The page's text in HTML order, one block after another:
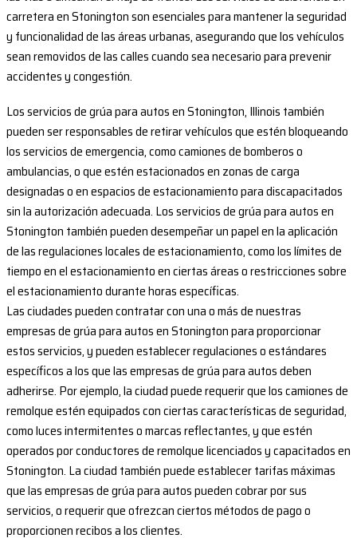
carretera en Stonington son esenciales para mantener la seguridad
y funcionalidad de las áreas urbanas, asegurando que los vehículos
sean removidos de las calles cuando sea necesario para prevenir
accidentes y congestión.
Los servicios de grúa para autos en Stonington, Illinois también
pueden ser responsables de retirar vehículos que estén bloqueando
los servicios de emergencia, como camiones de bomberos o
ambulancias, o que estén estacionados en zonas de carga
designadas o en espacios de estacionamiento para discapacitados
sin la autorización adecuada. Los servicios de grúa para autos en
Stonington también pueden desempeñar un papel en la aplicación
de las regulaciones locales de estacionamiento, como los límites de
tiempo en el estacionamiento en ciertas áreas o restricciones sobre
el estacionamiento durante horas específicas.
Las ciudades pueden contratar con una o más de nuestras
empresas de grúa para autos en Stonington para proporcionar
estos servicios, y pueden establecer regulaciones o estándares
específicos a los que las empresas de grúa para autos deben
adherirse. Por ejemplo, la ciudad puede requerir que los camiones de
remolque estén equipados con ciertas características de seguridad,
como luces intermitentes o marcas reflectantes, y que estén
operados por conductores de remolque licenciados y capacitados en
Stonington. La ciudad también puede establecer tarifas máximas
que las empresas de grúa para autos pueden cobrar por sus
servicios, o requerir que ofrezcan ciertos métodos de pago o
proporcionen recibos a los clientes.